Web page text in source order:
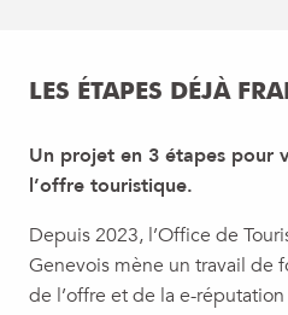
LES ÉTAPES DÉJÀ
Un projet en 3 étapes pour
l’offre touristique.
Depuis 2023, l’Office de
Genevois mène un travail de
de l’offre et de la e-